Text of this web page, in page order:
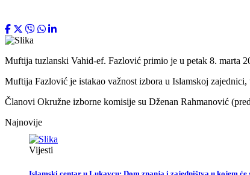
Muftija tuzlanski Vahid-ef. Fazlović primio je u petak 8. marta
Muftija Fazlović je istakao važnost izbora u Islamskoj
Članovi Okružne izborne komisije su Dženan Rahmanović
Najnovije
Vijesti